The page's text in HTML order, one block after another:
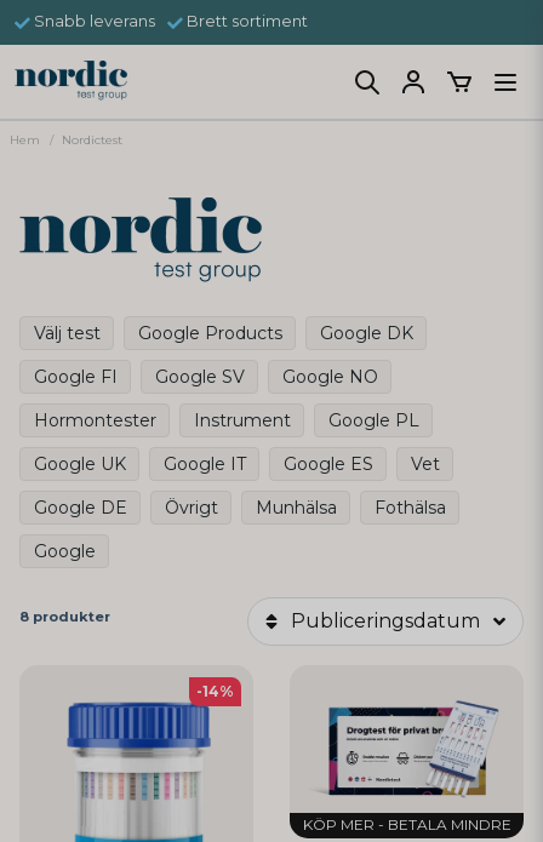
Snabb leverans Brett sortiment
Hem Nordictest
Välj test Google Products
Google DK
Google FI
Google SV
Google NO
Hormontester
Instrument
Google PL
Google UK
Google IT Google ES
Vet
Google DE
Övrigt Munhälsa
Fothälsa
Google
8 produkter Publiceringsdatum
-14%
KÖP MER - BETALA MINDRE